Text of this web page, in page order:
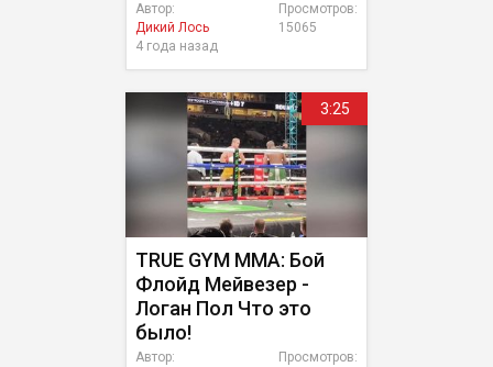
Просмотров:
15065
Автор:
Дикий Лось
4 года назад
3:25
TRUE GYM MMA: Бой
Флойд Мейвезер -
Логан Пол Что это
было!
Просмотров:
Автор: